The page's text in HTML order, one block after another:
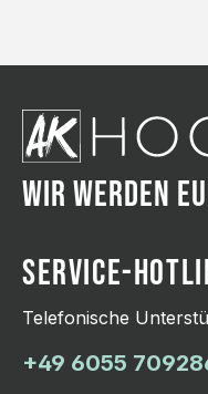
WIR WERDEN
SERVICE-
Telefonische
+49 6055